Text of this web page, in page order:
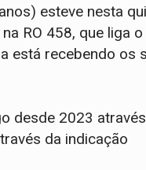
esteve nesta
RO 458, que liga o
está recebendo os
desde 2023
da indicação